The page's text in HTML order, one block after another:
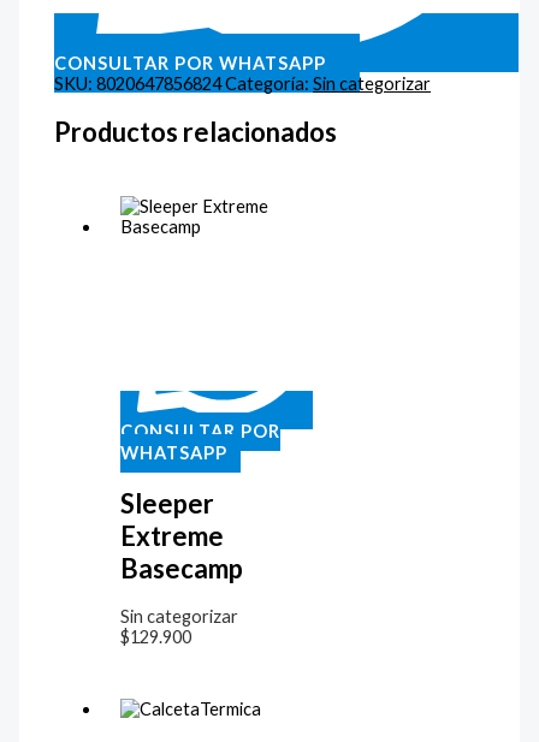
CONSULTAR POR WHATSAPP
SKU:8020647856824Categoría:Sin categorizar
Productos relacionados
CONSULTAR POR
WHATSAPP
Sleeper
Extreme
Basecamp
Sin categorizar
$129.900